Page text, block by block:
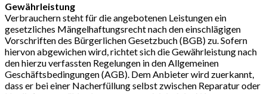
Gewährleistung
Verbrauchern steht für die angebotenen Leistungen ein
gesetzliches Mängelhaftungsrecht nach den einschlägigen
Vorschriften des Bürgerlichen Gesetzbuch (BGB) zu. Sofern
hiervon abgewichen wird, richtet sich die Gewährleistung nach
den hierzu verfassten Regelungen in den Allgemeinen
Geschäftsbedingungen (AGB). Dem Anbieter wird zuerkannt,
dass er bei einer Nacherfüllung selbst zwischen Reparatur oder